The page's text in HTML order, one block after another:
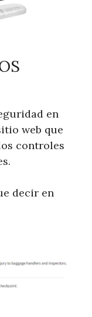
en
web que
controles
decir en